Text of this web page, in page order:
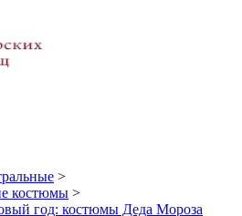
>
костюмы >
год: костюмы Деда Мороза